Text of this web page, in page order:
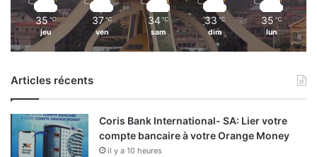
35 ℃
jeu
37 ℃
ven
34 ℃
sam
33 ℃
dim
35 ℃
lun
Articles récents
Coris Bank International- SA: Lier votre
compte bancaire à votre Orange Money
il y a 10 heures